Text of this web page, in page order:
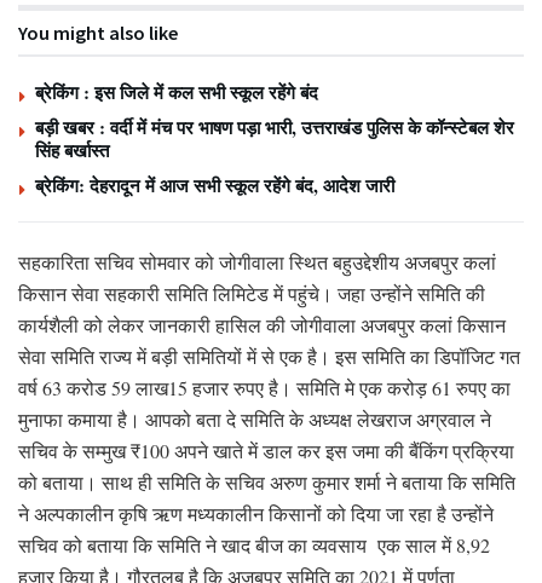
You might also like
ब्रेकिंग : इस जिले में कल सभी स्कूल रहेंगे बंद
बड़ी खबर : वर्दी में मंच पर भाषण पड़ा भारी, उत्तराखंड पुलिस के कॉन्स्टेबल शेर
सिंह बर्खास्त
ब्रेकिंग: देहरादून में आज सभी स्कूल रहेंगे बंद, आदेश जारी
सहकारिता सचिव सोमवार को जोगीवाला स्थित बहुउद्देशीय अजबपुर कलां
किसान सेवा सहकारी समिति लिमिटेड में पहुंचे। जहा उन्होंने समिति की
कार्यशैली को लेकर जानकारी हासिल की जोगीवाला अजबपुर कलां किसान
सेवा समिति राज्य में बड़ी समितियों में से एक है। इस समिति का डिपॉजिट गत
वर्ष 63 करोड 59 लाख15 हजार रुपए है। समिति मे एक करोड़ 61 रुपए का
मुनाफा कमाया है। आपको बता दे समिति के अध्यक्ष लेखराज अग्रवाल ने
सचिव के सम्मुख ₹100 अपने खाते में डाल कर इस जमा की बैंकिंग प्रक्रिया
को बताया। साथ ही समिति के सचिव अरुण कुमार शर्मा ने बताया कि समिति
ने अल्पकालीन कृषि ऋण मध्यकालीन किसानों को दिया जा रहा है उन्होंने
सचिव को बताया कि समिति ने खाद बीज का व्यवसाय एक साल में 8,92
हजार किया है। गौरतलब है कि अजबपुर समिति का 2021 में पूर्णता